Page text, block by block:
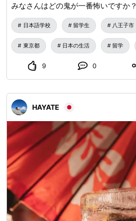
みなさんはどの鬼が一番怖いですか？
日本語学校 留学生 八王子市
東京都 日本の生活 留学
9 0
HAYATE